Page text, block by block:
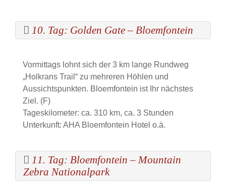
10. Tag: Golden Gate – Bloemfontein
Vormittags lohnt sich der 3 km lange Rundweg
„Holkrans Trail“ zu mehreren Höhlen und
Aussichtspunkten. Bloemfontein ist Ihr nächstes
Ziel. (F)
Tageskilometer: ca. 310 km, ca. 3 Stunden
Unterkunft: AHA Bloemfontein Hotel o.ä.
11. Tag: Bloemfontein – Mountain
Zebra Nationalpark